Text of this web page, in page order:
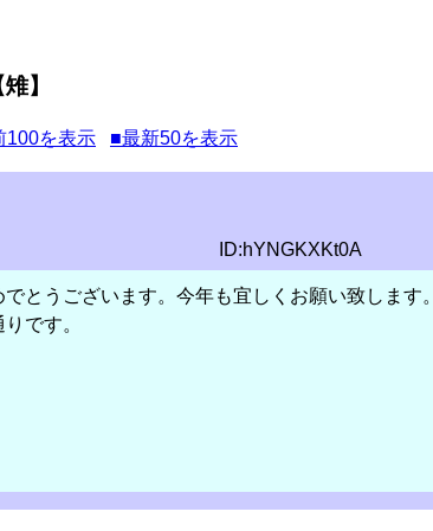
】
100を表示 ■最新50を表示
ID:hYNGKXKt0A
とうございます。今年も宜しくお願い致します。
です。